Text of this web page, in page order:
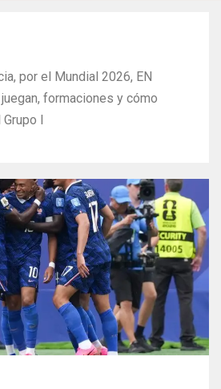
por el Mundial 2026, EN
formaciones y cómo
I